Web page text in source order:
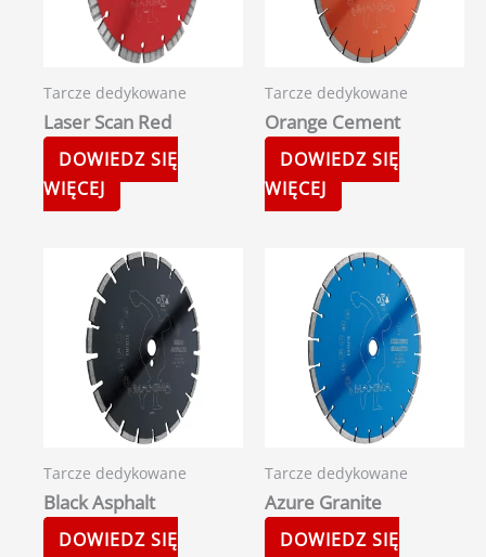
Tarcze dedykowane
Laser Scan Red
DOWIEDZ SIĘ
WIĘCEJ
Tarcze dedykowane
Orange Cement
DOWIEDZ SIĘ
WIĘCEJ
Tarcze dedykowane
Black Asphalt
DOWIEDZ SIĘ
Tarcze dedykowane
Azure Granite
DOWIEDZ SIĘ